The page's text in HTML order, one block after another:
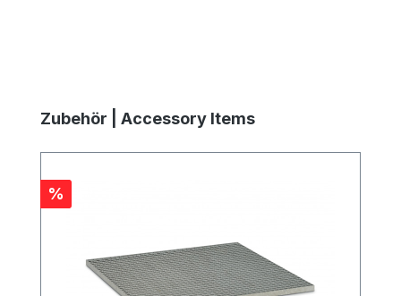
Produktgalerie überspringen
Zubehör | Accessory Items
Rabatt
%